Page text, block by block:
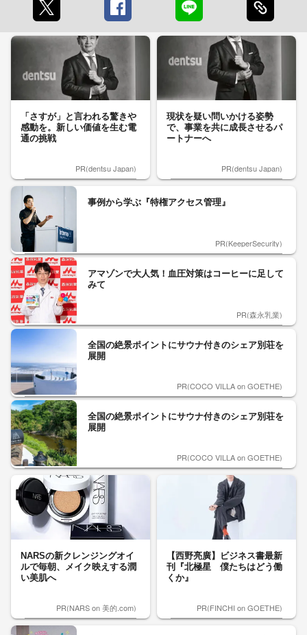
「さすが」と言われる驚きや
感動を。新しい価値を生む電
通の挑戦
PR(dentsu Japan)
現状を疑い問いかける姿勢
で、事業を共に成長させるパ
ートナーへ
PR(dentsu Japan)
事例から学ぶ『特権アクセス管理』
PR(KeeperSecurity)
アマゾンで大人気！血圧対策はコーヒーに足して
みて
PR(森永乳業)
全国の絶景ポイントにサウナ付きのシェア別荘を
展開
PR(COCO VILLA on GOETHE)
全国の絶景ポイントにサウナ付きのシェア別荘を
展開
PR(COCO VILLA on GOETHE)
NARSの新クレンジングオイ
ルで毎朝、メイク映えする潤
い美肌へ
PR(NARS on 美的.com)
【西野亮廣】ビジネス書最新
刊『北極星 僕たちはどう働
くか』
PR(FINCHI on GOETHE)